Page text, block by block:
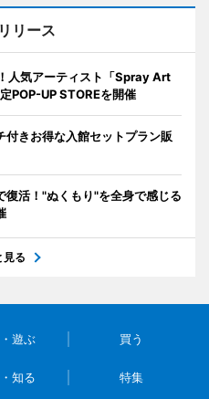
リース
人気アーティスト「Spray Art
POP-UP STOREを開催
きお得な入館セットプラン販
復活！"ぬくもり"を全身で感じる
見る
遊ぶ 買う
知る 特集